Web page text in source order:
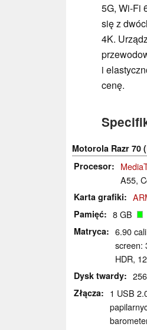
5G, Wi-Fi
się z
4K.
i
cenę.
Motorola Razr 70 (
Procesor
A55,
Karta grafiki
Pamięć 8 GB
Matryca
6.90
screen:
HDR,
Dysk twardy
Złącza
1 USB